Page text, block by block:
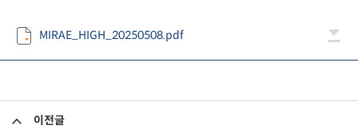
MIRAE_HIGH_20250508.pdf
이전글